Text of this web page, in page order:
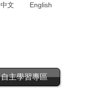
中文 English
自主學習專區